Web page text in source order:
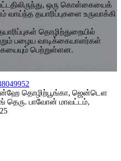
ஒரு கொள்கையைக்
வாய்ந்த தயாரிப்புகளை உருவாக்கி
தொழிற்துறையில்
பழைய வாடிக்கையாளர்கள்
பெற்றுள்ளன.
ரன்ஹே தொழிற்பூங்கா, ஜென்டௌ
தெரு. பாவோன் மாவட்டம்,